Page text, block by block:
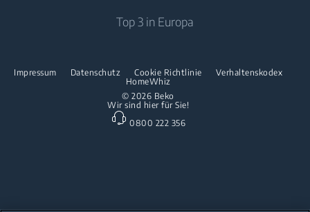
Einbau-Kochfelder
Freistehende Geschirrspüler
Einbau-Geschirrspüler
Partnerschaften
Beko Professional
Downloads
Reparaturinformationen & Ersatzteile
Garantie
Top 3 in Europa
© 2026 Beko
Impressum Datenschutz Cookie Richtlinie
Verhaltenskodex
HomeWhiz
Wir sind hier für Sie!
0800 222 356